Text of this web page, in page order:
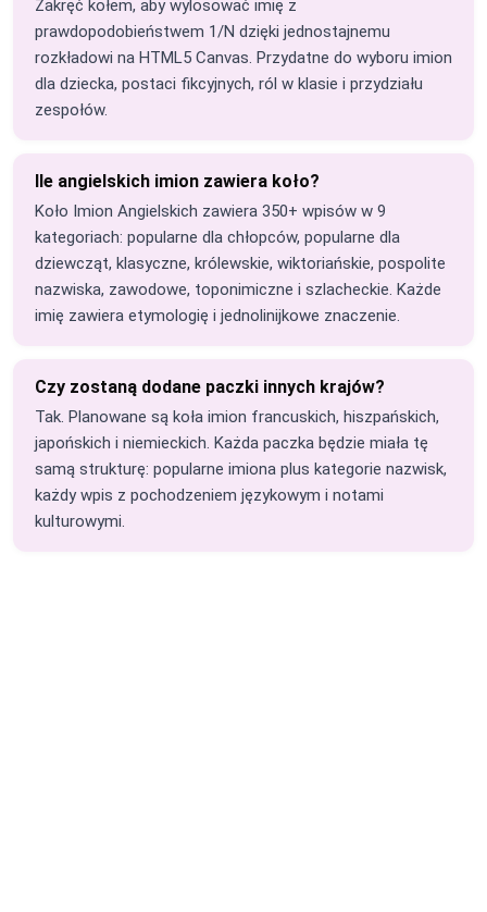
Zakręć kołem, aby wylosować imię z
prawdopodobieństwem 1/N dzięki jednostajnemu
rozkładowi na HTML5 Canvas. Przydatne do wyboru imion
dla dziecka, postaci fikcyjnych, ról w klasie i przydziału
zespołów.
Ile angielskich imion zawiera koło?
Koło Imion Angielskich zawiera 350+ wpisów w 9
kategoriach: popularne dla chłopców, popularne dla
dziewcząt, klasyczne, królewskie, wiktoriańskie, pospolite
nazwiska, zawodowe, toponimiczne i szlacheckie. Każde
imię zawiera etymologię i jednolinijkowe znaczenie.
Czy zostaną dodane paczki innych krajów?
Tak. Planowane są koła imion francuskich, hiszpańskich,
japońskich i niemieckich. Każda paczka będzie miała tę
samą strukturę: popularne imiona plus kategorie nazwisk,
każdy wpis z pochodzeniem językowym i notami
kulturowymi.